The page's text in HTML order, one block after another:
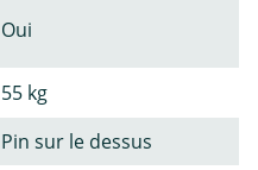
Oui
55 kg
Pin sur le dessus